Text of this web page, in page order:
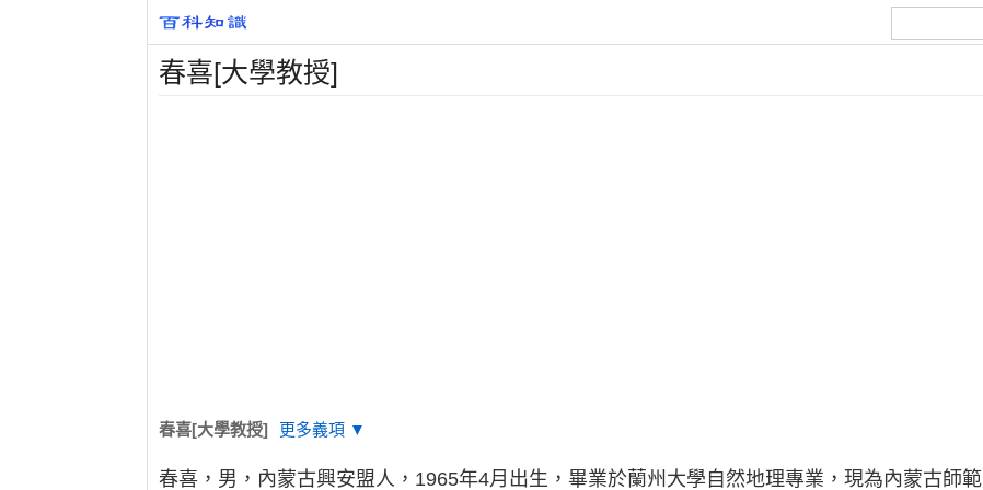
春喜[大學教授]
春喜[大學教授] 更多義項 ▼
春喜，男，內蒙古興安盟人，1965年4月出生，畢業於蘭州大學自然地理專業，現為內蒙古師